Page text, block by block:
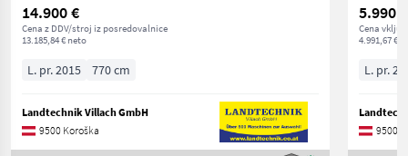
14.900 €
Cena z DDV/stroj iz posredovalnice
13.185,84 € neto
L. pr. 2015 770 cm
Landtechnik Villach GmbH
9500 Koroška
5.990 €
Cena
4.991,67 €
L. pr.
9500